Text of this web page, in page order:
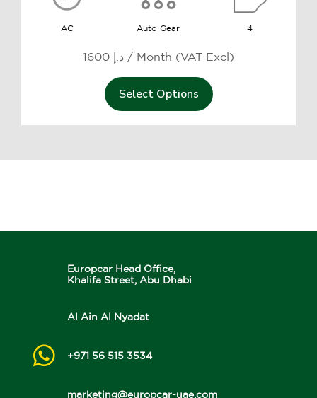
AC Auto Gear 4
Select Options
1600 د.إ / Month (VAT Excl)
Europcar Head Office,
Khalifa Street, Abu Dhabi
Al Ain Al Nyadat
+971 56 515 3534
marketing@europcar-uae.com